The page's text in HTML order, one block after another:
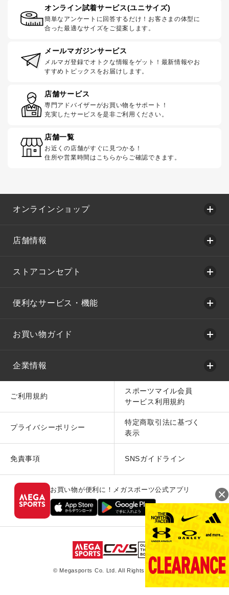
オンライン試着サービス(ユニサイズ)
簡単なアンケートに回答するだけ！お客さまの体型に
合った最適なサイズをご提案します。
メールマガジンサービス
メルマガ登録でオトクな情報をゲット！最新情報やお
すすめトピックスをお届けします。
店舗サービス
専門アドバイザーがお買い物をサポート！
充実したサービスを是非ご利用ください。
店舗一覧
お近くの店舗がすぐに見つかる！
住所や営業時間はこちらからご確認できます。
オンラインショップ
店舗情報
ストアコンセプト
便利なサービス・機能
お買い物ガイド
企業情報
ご利用規約
スポーツマイル会員
サービス利用規約
プライバシーポリシー
特定商取引法に基づく
表示
免責事項 SNSガイドライン
お買い物が便利に！メガスポーツ公式アプリ
© Megasports Co. Ltd. All Rights Reserved.